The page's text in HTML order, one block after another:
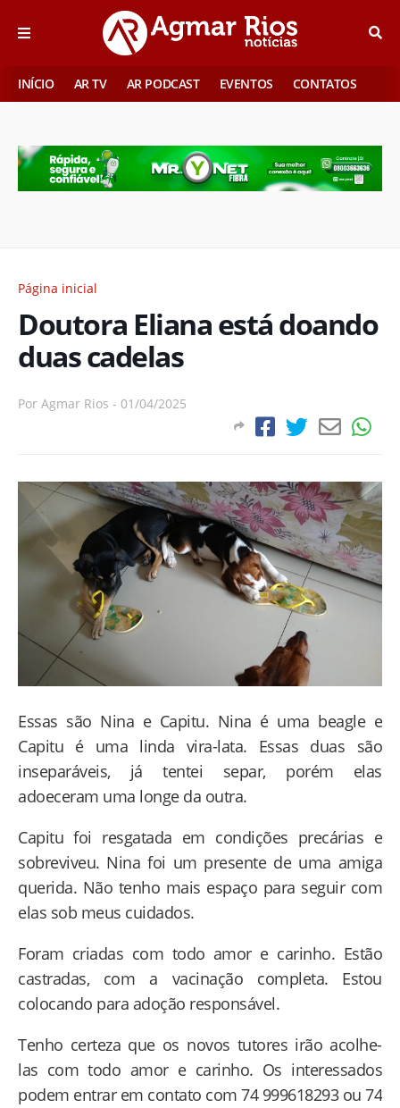
INÍCIO AR TV AR PODCAST EVENTOS CONTATOS
Página inicial
Doutora Eliana está doando
duas cadelas
Por Agmar Rios - 01/04/2025
Essas são Nina e Capitu. Nina é uma beagle e
Capitu é uma linda vira-lata. Essas duas são
inseparáveis, já tentei separ, porém elas
adoeceram uma longe da outra.
Capitu foi resgatada em condições precárias e
sobreviveu. Nina foi um presente de uma amiga
querida. Não tenho mais espaço para seguir com
elas sob meus cuidados.
Foram criadas com todo amor e carinho. Estão
castradas, com a vacinação completa. Estou
colocando para adoção responsável.
Tenho certeza que os novos tutores irão acolhe-
las com todo amor e carinho. Os interessados
podem entrar em contato com 74 999618293 ou 74